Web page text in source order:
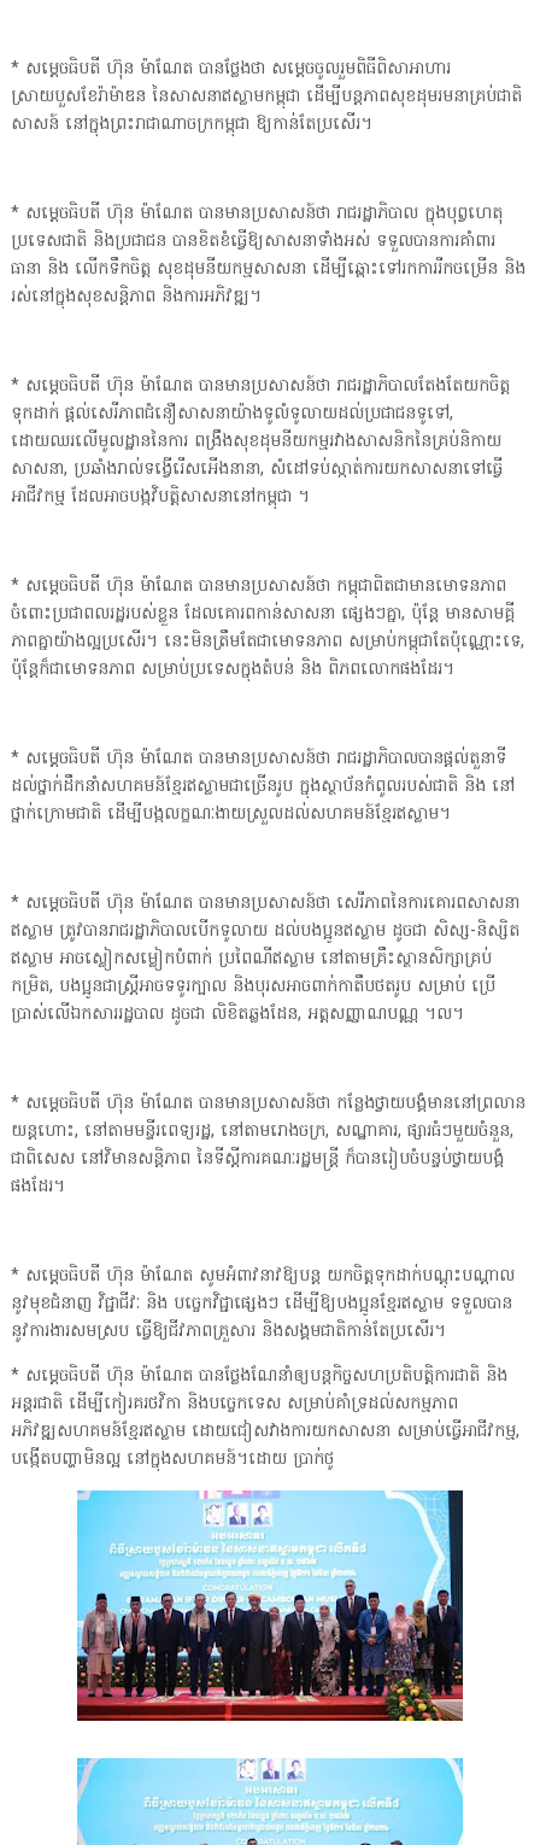
* សម្តេចធិបតី ហ៊ុន ម៉ាណែត បានថ្លែងថា សម្តេចចូលរួមពិធីពិសាអាហារ
ស្រាយបួសខែរ៉ាម៉ាឌន នៃសាសនាឥស្លាមកម្ពុជា ដើម្បីបន្តភាពសុខដុមរមនាគ្រប់ជាតិ
សាសន៍ នៅក្នុងព្រះរាជាណាចក្រកម្ពុជា ឱ្យកាន់តែប្រសើរ។
* សម្តេចធិបតី ហ៊ុន ម៉ាណែត បានមានប្រសាសន៍ថា រាជរដ្ឋាភិបាល ក្នុងបុព្វហេតុ
ប្រទេសជាតិ និងប្រជាជន បានខិតខំធ្វើឱ្យសាសនាទាំងអស់ ទទួលបានការគាំពារ
ធានា និង លើកទឹកចិត្ត សុខដុមនីយកម្មសាសនា ដើម្បីឆ្ពោះទៅរកការរីកចម្រើន និង
រស់នៅក្នុងសុខសន្តិភាព និងការអភិវឌ្ឍ។
* សម្តេចធិបតី ហ៊ុន ម៉ាណែត បានមានប្រសាសន៍ថា រាជរដ្ឋាភិបាលតែងតែយកចិត្ត
ទុកដាក់ ផ្តល់សេរីភាពជំនឿសាសនាយ៉ាងទូលំទូលាយដល់ប្រជាជនទូទៅ,
ដោយឈរលើមូលដ្ឋាននៃការ ពង្រឹងសុខដុមនីយកម្មរវាងសាសនិកនៃគ្រប់និកាយ
សាសនា, ប្រឆាំងរាល់ទង្វើរើសអើងនានា, សំដៅទប់ស្កាត់ការយកសាសនាទៅធ្វើ
អាជីវកម្ម ដែលអាចបង្កវិបត្តិសាសនានៅកម្ពុជា ។
* សម្តេចធិបតី ហ៊ុន ម៉ាណែត បានមានប្រសាសន៍ថា កម្ពុជាពិតជាមានមោទនភាព
ចំពោះប្រជាពលរដ្ឋរបស់ខ្លួន ដែលគោរពកាន់សាសនា ផ្សេងៗគ្នា, ប៉ុន្តែ មានសាមគ្គី
ភាពគ្នាយ៉ាងល្អប្រសើរ។ នេះមិនត្រឹមតែជាមោទនភាព សម្រាប់កម្ពុជាតែប៉ុណ្ណោះទេ,
ប៉ុន្តែក៏ជាមោទនភាព សម្រាប់ប្រទេសក្នុងតំបន់ និង ពិភពលោកផងដែរ។
* សម្តេចធិបតី ហ៊ុន ម៉ាណែត បានមានប្រសាសន៍ថា រាជរដ្ឋាភិបាលបានផ្តល់តួនាទី
ដល់ថ្នាក់ដឹកនាំសហគមន៍ខ្មែរឥស្លាមជាច្រើនរូប ក្នុងស្ថាប័នកំពូលរបស់ជាតិ និង នៅ
ថ្នាក់ក្រោមជាតិ ដើម្បីបង្កលក្ខណៈងាយស្រួលដល់សហគមន៍ខ្មែរឥស្លាម។
* សម្តេចធិបតី ហ៊ុន ម៉ាណែត បានមានប្រសាសន៍ថា សេរីភាពនៃការគោរពសាសនា
ឥស្លាម ត្រូវបានរាជរដ្ឋាភិបាលបើកទូលាយ ដល់បងប្អូនឥស្លាម ដូចជា សិស្ស-និស្សិត
ឥស្លាម អាចស្លៀកសម្លៀកបំពាក់ ប្រពៃណីឥស្លាម នៅតាមគ្រឹះស្ថានសិក្សាគ្រប់
កម្រិត, បងប្អូនជាស្ត្រីអាចទទូរក្បាល និងបុរសអាចពាក់កាតឹបថតរូប សម្រាប់ ប្រើ
ប្រាស់លើឯកសាររដ្ឋបាល ដូចជា លិខិតឆ្លងដែន, អត្តសញ្ញាណបណ្ណ ។ល។
* សម្តេចធិបតី ហ៊ុន ម៉ាណែត បានមានប្រសាសន៍ថា កន្លែងថ្វាយបង្គំមាននៅព្រលាន
យន្តហោះ, នៅតាមមន្ទីរពេទ្យរដ្ឋ, នៅតាមរោងចក្រ, សណ្ឋាគារ, ផ្សារធំៗមួយចំនួន,
ជាពិសេស នៅវិមានសន្តិភាព នៃទីស្តីការគណៈរដ្ឋមន្ត្រី ក៏បានរៀបចំបន្ទប់ថ្វាយបង្គំ
ផងដែរ។
* សម្តេចធិបតី ហ៊ុន ម៉ាណែត សូមអំពាវនាវឱ្យបន្ត យកចិត្តទុកដាក់បណ្តុះបណ្តាល
នូវមុខជំនាញ វិជ្ជាជីវៈ និង បច្ចេកវិជ្ជាផ្សេងៗ ដើម្បីឱ្យបងប្អូនខ្មែរឥស្លាម ទទួលបាន
នូវការងារសមស្រប ធ្វើឱ្យជីវភាពគ្រួសារ និងសង្គមជាតិកាន់តែប្រសើរ។
* សម្តេចធិបតី ហ៊ុន ម៉ាណែត បានថ្លែងណែនាំឲ្យបន្តកិច្ចសហប្រតិបត្តិការជាតិ និង
អន្តរជាតិ ដើម្បីកៀរគរថវិកា និងបច្ចេកទេស សម្រាប់គាំទ្រដល់សកម្មភាព
អភិវឌ្ឍសហគមន៍ខ្មែរឥស្លាម ដោយជៀសវាងការយកសាសនា សម្រាប់ធ្វើអាជីវកម្ម,
បង្កើតបញ្ហាមិនល្អ នៅក្នុងសហគមន៍។ដោយ ប្រាក់ថូ